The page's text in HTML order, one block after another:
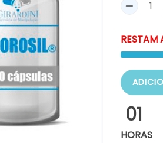
RESTAM
01
HORAS